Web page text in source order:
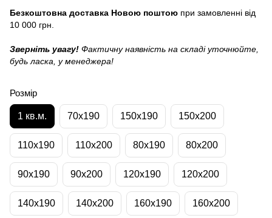
Безкоштовна доставка Новою поштою при замовленні від
10 000 грн.
Зверніть увагу! Фактичну наявність на складі уточнюйте,
будь ласка, у менеджера!
Розмір
1 кв.м. 70x190 150x190 150x200
110x190 110x200 80x190 80x200
90x190 90x200 120x190 120x200
140x190 140x200 160x190 160x200